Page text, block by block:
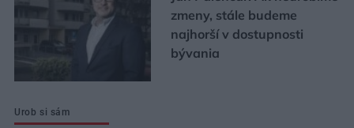
zmeny, stále budeme
najhorší v dostupnosti
bývania
Urob si sám